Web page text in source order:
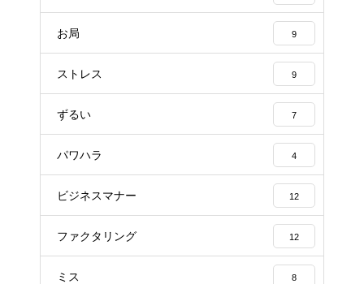
お局 9
ストレス 9
ずるい 7
パワハラ 4
ビジネスマナー 12
ファクタリング 12
ミス 8